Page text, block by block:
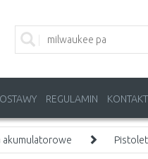
REGULAMIN KONTAKT
akumulatorowe